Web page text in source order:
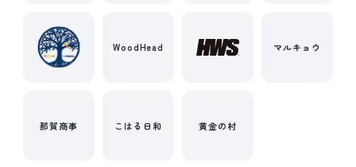
WoodHead マルキョウ
那賀商事 こはる日和 黄金の村